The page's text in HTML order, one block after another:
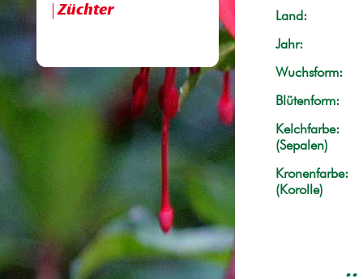
Züchter
Land:
Jahr:
Wuchsform:
Blütenform:
Kelchfarbe:
(Sepalen)
Kronenfarbe:
(Korolle)